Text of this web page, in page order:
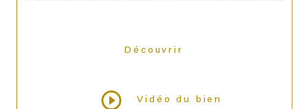
Découvrir
Vidéo du bien